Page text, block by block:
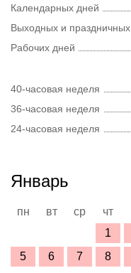
Календарных дней
Выходных и праздничных
Рабочих дней
40-часовая неделя
36-часовая неделя
24-часовая неделя
Январь
пн вт ср чт
1
5
6 7 8